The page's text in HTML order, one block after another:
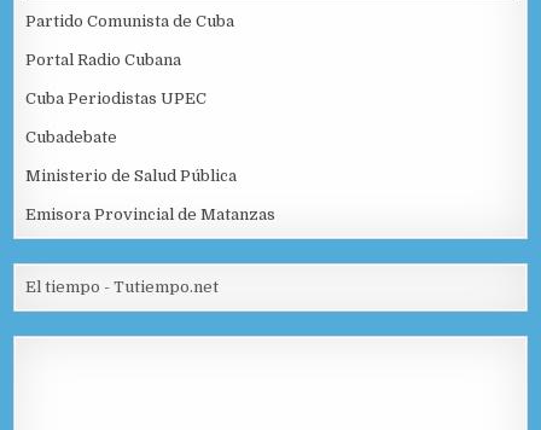
Partido Comunista de Cuba
Portal Radio Cubana
Cuba Periodistas UPEC
Cubadebate
Ministerio de Salud Pública
Emisora Provincial de Matanzas
El tiempo - Tutiempo.net